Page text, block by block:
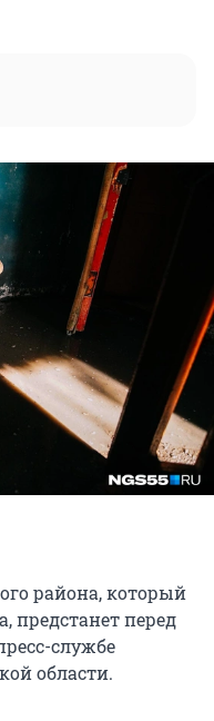
района, который
предстанет перед
службе
области.